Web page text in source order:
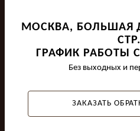
МОСКВА, БОЛЬШАЯ
ГРАФИК РАБОТЫ
Без выходных и
ЗАКАЗАТЬ